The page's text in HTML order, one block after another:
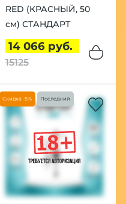
RED (КРАСНЫЙ, 50
см) СТАНДАРТ
14 066 руб.
15125
Скидка -5% Последний